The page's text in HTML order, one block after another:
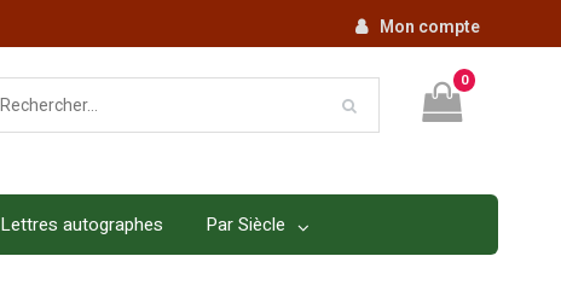
Mon compte
0
Lettres autographes Par Siècle